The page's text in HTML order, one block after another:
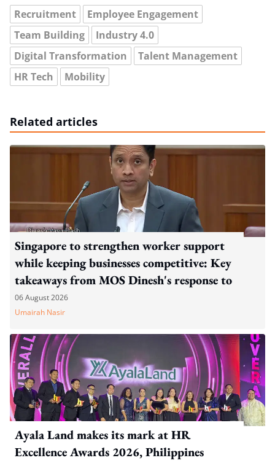
Recruitment
Employee Engagement
Team Building
Industry 4.0
Digital Transformation
Talent Management
HR Tech
Mobility
Related articles
Singapore to strengthen worker support
while keeping businesses competitive: Key
takeaways from MOS Dinesh's response to
WP's motion
06 August 2026
Umairah Nasir
Ayala Land makes its mark at HR
Excellence Awards 2026, Philippines